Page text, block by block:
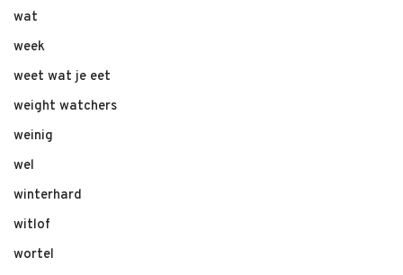
wat
week
weet wat je eet
weight watchers
weinig
wel
winterhard
witlof
wortel